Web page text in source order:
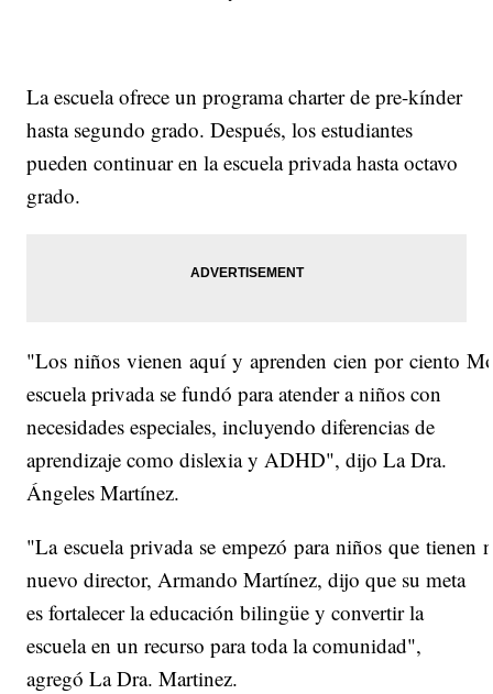
La escuela ofrece un programa charter de pre-kínder
hasta segundo grado. Después, los estudiantes
pueden continuar en la escuela privada hasta octavo
grado.
"Los niños vienen aquí y aprenden cien por ciento
escuela privada se fundó para atender a niños con
necesidades especiales, incluyendo diferencias de
aprendizaje como dislexia y ADHD", dijo La Dra.
Ángeles Martínez.
"La escuela privada se empezó para niños que
nuevo director, Armando Martínez, dijo que su meta
es fortalecer la educación bilingüe y convertir la
escuela en un recurso para toda la comunidad",
agregó La Dra. Martinez.